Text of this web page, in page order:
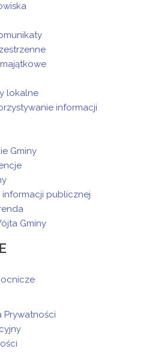
lokalne
informacji
Gminy
publicznej
Gminy
Prywatności